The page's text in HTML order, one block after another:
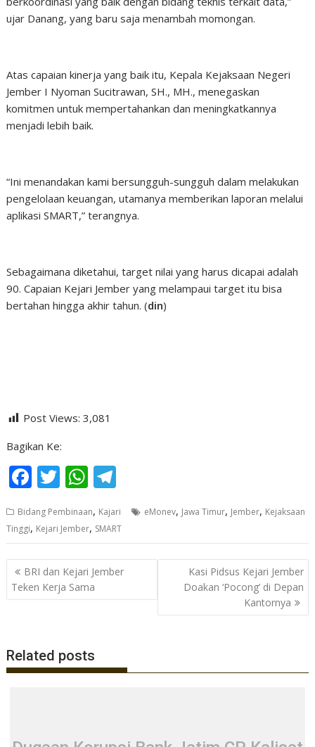
ujar Danang, yang baru saja menambah momongan.
Atas capaian kinerja yang baik itu, Kepala Kejaksaan Negeri
Jember I Nyoman Sucitrawan, SH., MH., menegaskan
komitmen untuk mempertahankan dan meningkatkannya
menjadi lebih baik.
“Ini menandakan kami bersungguh-sungguh dalam melakukan
pengelolaan keuangan, utamanya memberikan laporan melalui
aplikasi SMART,” terangnya.
Sebagaimana diketahui, target nilai yang harus dicapai adalah
90. Capaian Kejari Jember yang melampaui target itu bisa
bertahan hingga akhir tahun. (din)
Post Views: 3,081
Bagikan Ke:
F
e
b
o
o
T
itt
er
W
at
s
A
p
e
gr
a
Bidang Pembinaan, Kajari eMonev, Jawa Timur, Jember, Kejaksaan
Tinggi, Kejari Jember, SMART
Navigasi
pos
BRI dan Kejari Jember
Teken Kerja Sama
Kasi Pidsus Kejari Jember
Doakan ‘Pocong’ di Depan
Kantornya
Related posts